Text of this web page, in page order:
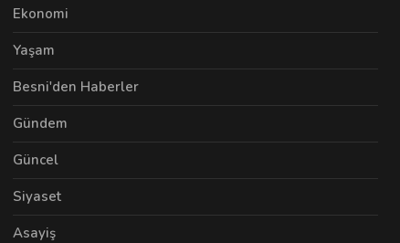
Ekonomi
Yaşam
Besni'den Haberler
Gündem
Güncel
Siyaset
Asayiş